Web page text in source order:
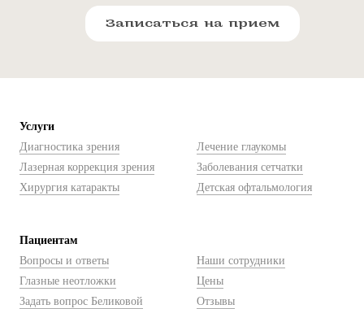
Записаться на прием
Услуги
Диагностика зрения
Лазерная коррекция зрения
Хирургия катаракты
Лечение глаукомы
Заболевания сетчатки
Детская офтальмология
Пациентам
Вопросы и ответы
Глазные неотложки
Задать вопрос Беликовой
Наши сотрудники
Цены
Отзывы